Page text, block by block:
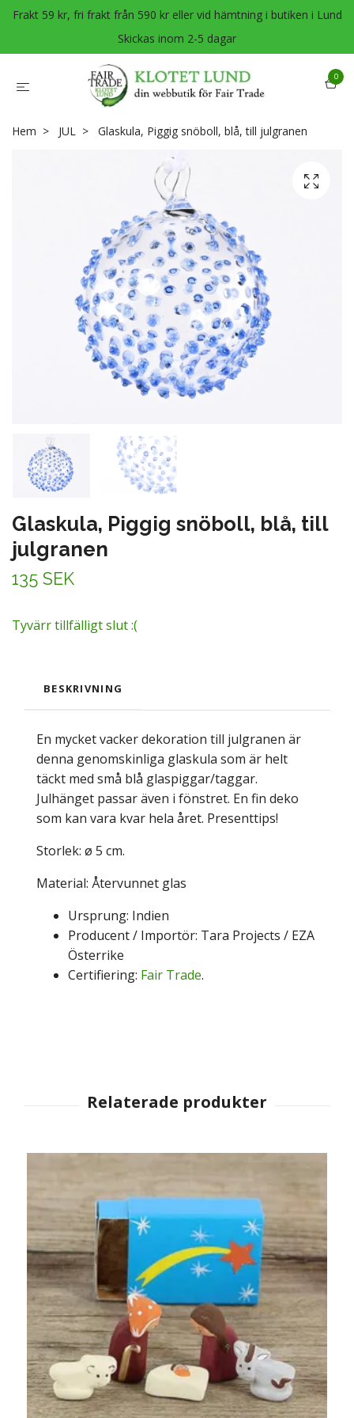
Frakt 59 kr, fri frakt från 590 kr eller vid hämtning i butiken i Lund
Skickas inom 2-5 dagar
0
Hem JUL Glaskula, Piggig snöboll, blå, till julgranen
Glaskula, Piggig snöboll, blå, till
julgranen
135 SEK
Tyvärr tillfälligt slut :(
BESKRIVNING
En mycket vacker dekoration till julgranen är
denna genomskinliga glaskula som är helt
täckt med små blå glaspiggar/taggar.
Julhänget passar även i fönstret. En fin deko
som kan vara kvar hela året. Presenttips!
Storlek: ø 5 cm.
Material: Återvunnet glas
Ursprung: Indien
Producent / Importör: Tara Projects / EZA
Österrike
Certifiering: Fair Trade.